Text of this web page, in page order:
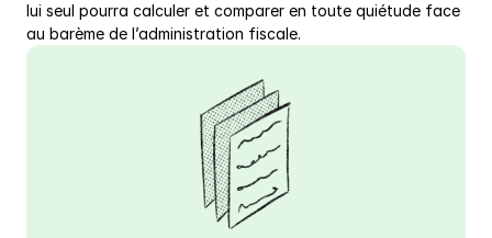
lui seul pourra calculer et comparer en toute quiétude face
au barème de l’administration fiscale.